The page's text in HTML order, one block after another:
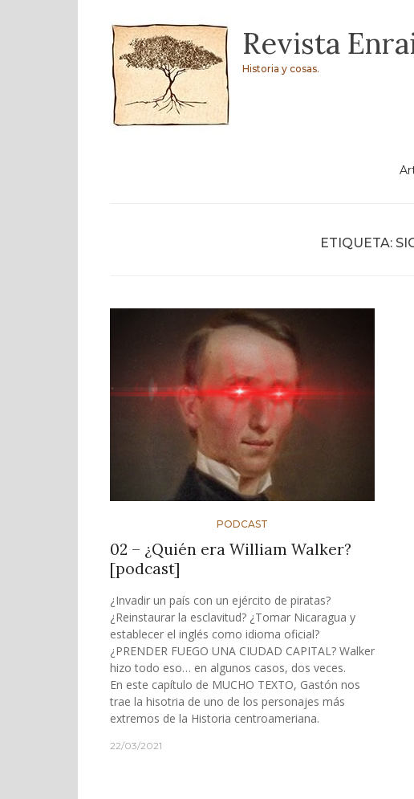
Skip
content
Revista
Historia y cosas.
ETIQUETA:
PODCAST
02 – ¿Quién era William Walker?
[podcast]
¿Invadir un país con un ejército de piratas?
¿Reinstaurar la esclavitud? ¿Tomar Nicaragua y
establecer el inglés como idioma oficial?
¿PRENDER FUEGO UNA CIUDAD CAPITAL? Walker
hizo todo eso… en algunos casos, dos veces.
En este capítulo de MUCHO TEXTO, Gastón nos
trae la hisotria de uno de los personajes más
extremos de la Historia centroameriana.
22/03/2021